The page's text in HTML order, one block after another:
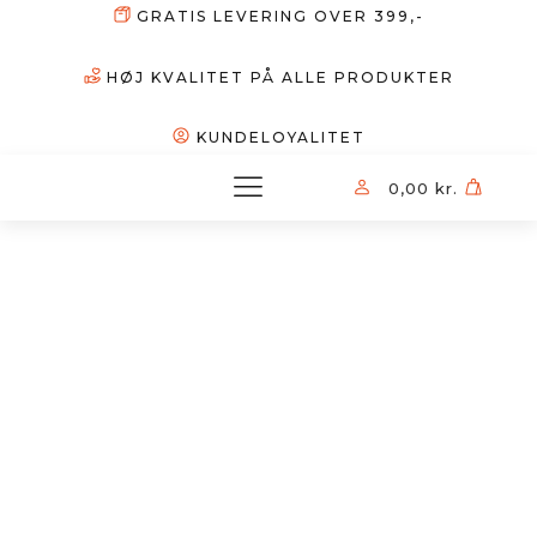
GRATIS LEVERING OVER 399,-
HØJ KVALITET PÅ ALLE PRODUKTER
KUNDELOYALITET
0,00 kr.